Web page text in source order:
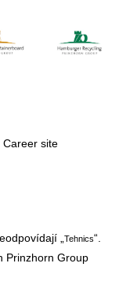
Career site(aktuální
„ Tehnics“.
Prinzhorn Group